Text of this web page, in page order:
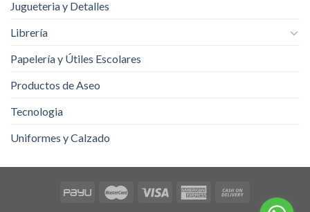
Jugueteria y Detalles
Librería
Papelería y Útiles Escolares
Productos de Aseo
Tecnologia
Uniformes y Calzado